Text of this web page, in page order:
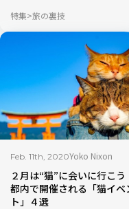
特集 旅の裏技
Feb. 11th, 2020Yoko Nixon
２月は“猫”に会いに行こう
都内で開催される「猫イベ
ト」４選